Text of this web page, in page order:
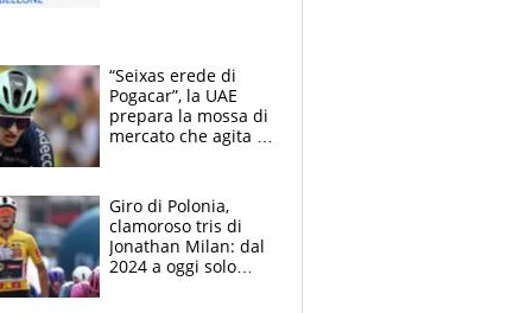
“Seixas erede di
Pogacar”, la UAE
prepara la mossa di
mercato che agita la
a Burgos
Giro di Polonia,
clamoroso tris di
Jonathan Milan: dal
2024 a oggi solo